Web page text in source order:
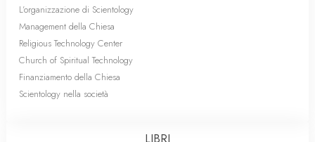
L’organizzazione di Scientology
Management della Chiesa
Religious Technology Center
Church of Spiritual Technology
Finanziamento della Chiesa
Scientology nella società